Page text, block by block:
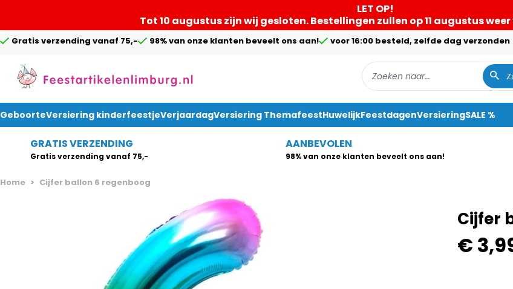
LET OP!
Tot 10 augustus zijn wij gesloten. Bestellingen zullen op 11 augustus
Gratis verzending vanaf 75,- 98% van onze klanten beveelt ons aan! voor 16:00 besteld, zelfde dag verzonden
GeboorteVersiering kinderfeestjeVerjaardagVersiering ThemafeestHuwelijkFeestdagenVersieringSALE %
GRATIS VERZENDING
Gratis verzending vanaf 75,-
AANBEVOLEN
98% van onze klanten beveelt ons aan!
Home > Cijfer ballon 6 regenboog
Cijfer
€